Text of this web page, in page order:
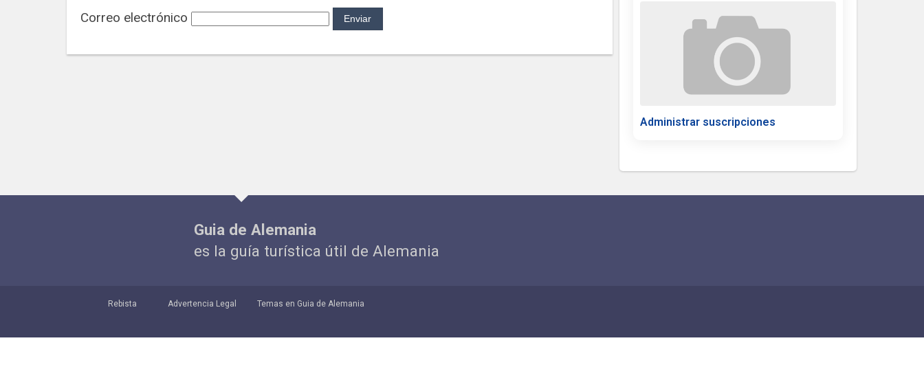
Correo electrónico
Administrar suscripciones
Guia de Alemania
es la guía turística útil de Alemania
Rebista Advertencia Legal Temas en Guia de Alemania